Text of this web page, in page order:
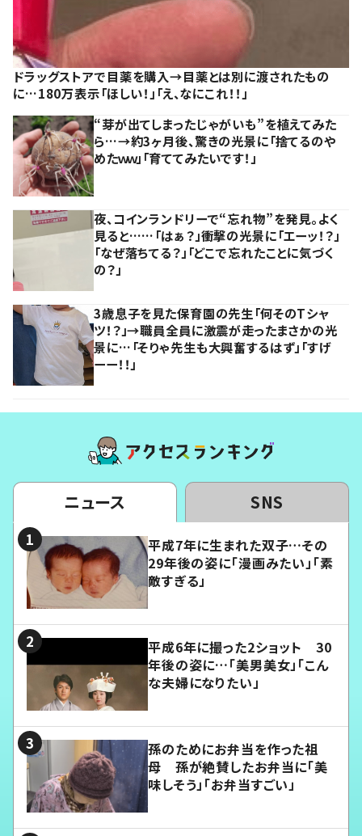
ドラッグストアで目薬を購入→目薬とは別に渡されたもの
に…180万表示「ほしい！」「え、なにこれ！！」
“芽が出てしまったじゃがいも”を植えてみた
ら…→約3ヶ月後、驚きの光景に「捨てるのや
めたｗｗ」「育ててみたいです！」
夜、コインランドリーで“忘れ物”を発見。よく
見ると……「はぁ？」衝撃の光景に「エーッ！？」
「なぜ落ちてる？」「どこで忘れたことに気づく
の？」
3歳息子を見た保育園の先生「何そのTシャ
ツ！？」→職員全員に激震が走ったまさかの光
景に…「そりゃ先生も大興奮するはず」「すげ
ーー！！」
ニュース SNS
平成7年に生まれた双子…その
29年後の姿に「漫画みたい」「素
敵すぎる」
平成6年に撮った2ショット 30
年後の姿に…「美男美女」「こん
な夫婦になりたい」
孫のためにお弁当を作った祖
母 孫が絶賛したお弁当に「美
味しそう」「お弁当すごい」